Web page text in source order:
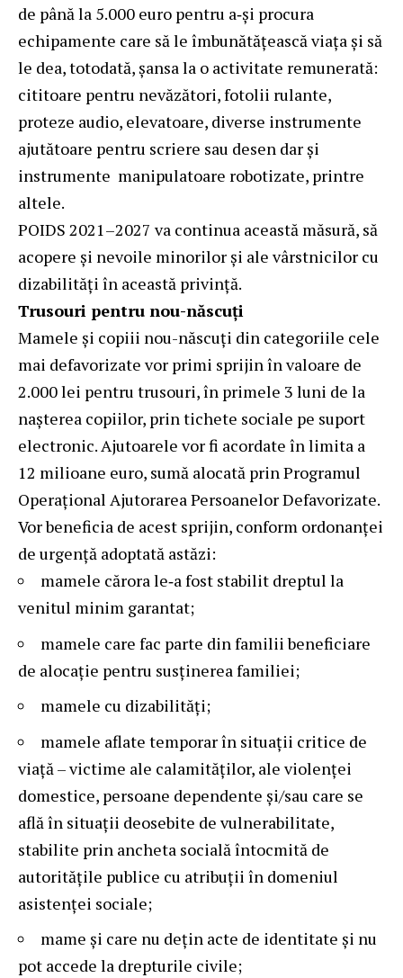
de până la 5.000 euro pentru a‑și procura
echipamente care să le îmbunătățească viața și să
le dea, totodată, șansa la o activitate remunerată:
cititoare pentru nevăzători, fotolii rulante,
proteze audio, elevatoare, diverse instrumente
ajutătoare pentru scriere sau desen dar și
instrumente manipulatoare robotizate, printre
altele.
POIDS 2021–2027 va continua această măsură, să
acopere și nevoile minorilor și ale vârstnicilor cu
dizabilități în această privință.
Trusouri pentru nou-născuți
Mamele și copiii nou-născuți din categoriile cele
mai defavorizate vor primi sprijin în valoare de
2.000 lei pentru trusouri, în primele 3 luni de la
nașterea copiilor, prin tichete sociale pe suport
electronic. Ajutoarele vor fi acordate în limita a
12 milioane euro, sumă alocată prin Programul
Operațional Ajutorarea Persoanelor Defavorizate.
Vor beneficia de acest sprijin, conform ordonanței
de urgență adoptată astăzi:
mamele cărora le‑a fost stabilit dreptul la
venitul minim garantat;
mamele care fac parte din familii beneficiare
de alocație pentru susținerea familiei;
mamele cu dizabilități;
mamele aflate temporar în situații critice de
viață – victime ale calamităților, ale violenței
domestice, persoane dependente și/sau care se
află în situații deosebite de vulnerabilitate,
stabilite prin ancheta socială întocmită de
autoritățile publice cu atribuții în domeniul
asistenței sociale;
mame și care nu dețin acte de identitate și nu
pot accede la drepturile civile;